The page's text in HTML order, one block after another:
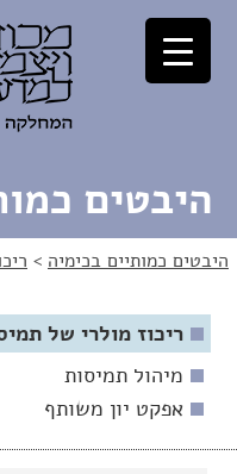
לתוכן
לניווט
היבטים
היבטים כמותיים בכימיה >
ריכוז מולרי של
מיהול תמיסות
אפקט יון משותף